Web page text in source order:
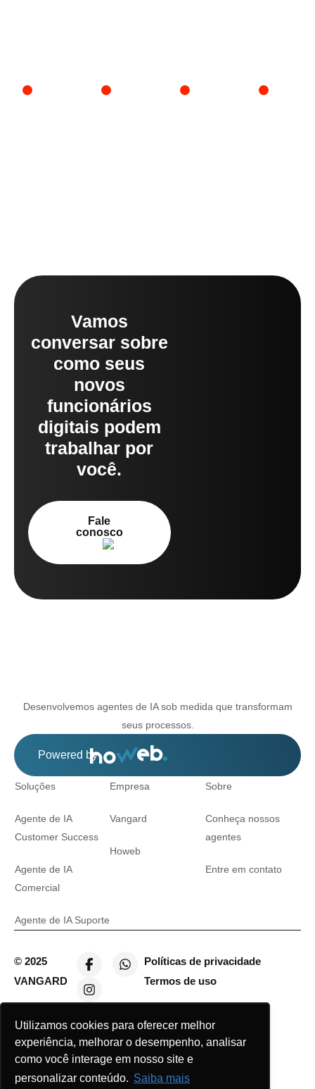
Utilizamos cookies para oferecer melhor
experiência, melhorar o desempenho, analisar
como você interage em nosso site e
personalizar conteúdo. Saiba mais
Vamos
conversar sobre
como seus
novos
funcionários
digitais podem
trabalhar por
você.
Fale
conosco
Desenvolvemos agentes de IA sob medida que transformam
seus processos.
Powered by
Soluções
Agente de IA
Customer Success
Agente de IA
Comercial
Agente de IA Suporte
Empresa
Vangard
Howeb
Sobre
Conheça nossos
agentes
Entre em contato
© 2025
VANGARD
Políticas de privacidade
Termos de uso